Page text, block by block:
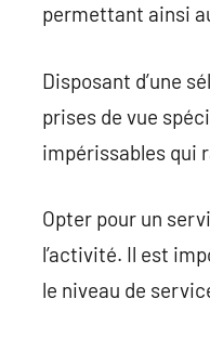
permettant ainsi
Disposant d’une
prises de vue
impérissables qui
Opter pour un
l’activité. Il est
le niveau de